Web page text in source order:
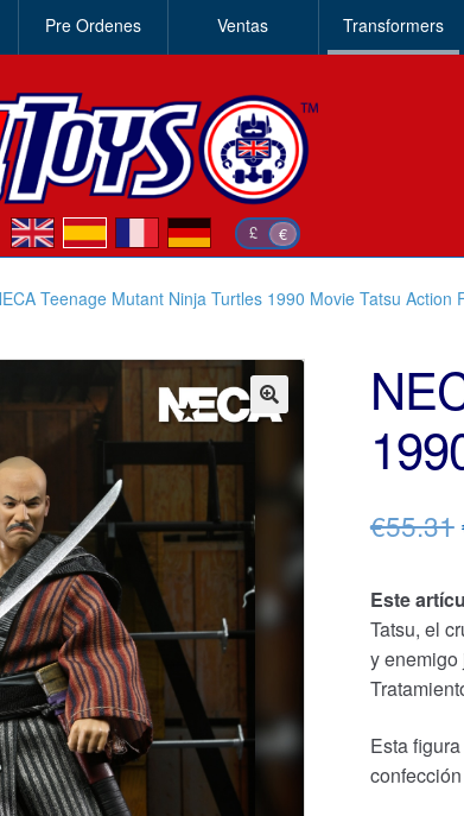
Pre Ordenes Ventas Transformers
£ €
en es de
Teenage Mutant Ninja Turtles 1990 Movie Tatsu Action
🔍
€55.31
Este
Tatsu, el
y enemigo
Esta